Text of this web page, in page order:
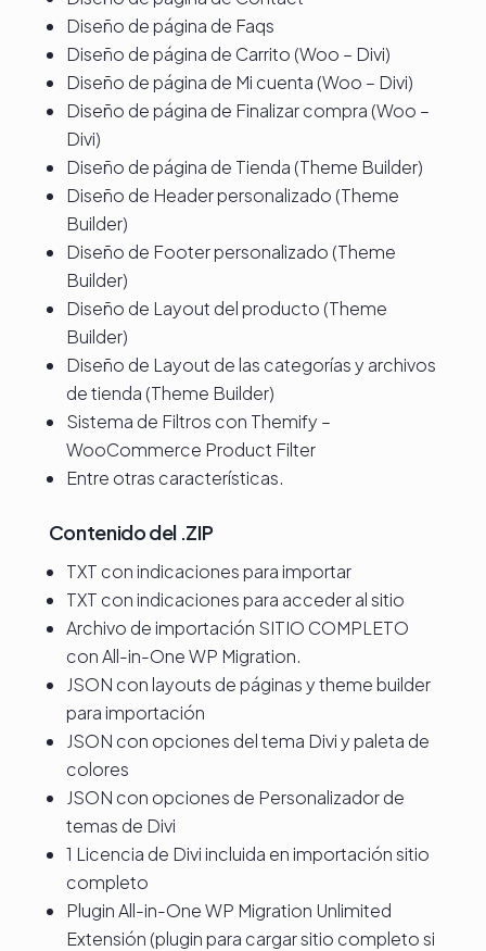
Diseño de página de Faqs
Diseño de página de Carrito (Woo – Divi)
Diseño de página de Mi cuenta (Woo – Divi)
Diseño de página de Finalizar compra (Woo –
Divi)
Diseño de página de Tienda (Theme Builder)
Diseño de Header personalizado (Theme
Builder)
Diseño de Footer personalizado (Theme
Builder)
Diseño de Layout del producto (Theme
Builder)
Diseño de Layout de las categorías y archivos
de tienda (Theme Builder)
Sistema de Filtros con Themify –
WooCommerce Product Filter
Entre otras características.
Contenido del .ZIP
TXT con indicaciones para importar
TXT con indicaciones para acceder al sitio
Archivo de importación SITIO COMPLETO
con All-in-One WP Migration.
JSON con layouts de páginas y theme builder
para importación
JSON con opciones del tema Divi y paleta de
colores
JSON con opciones de Personalizador de
temas de Divi
1 Licencia de Divi incluida en importación sitio
completo
Plugin All-in-One WP Migration Unlimited
Extensión (plugin para cargar sitio completo si